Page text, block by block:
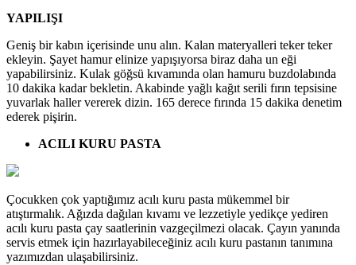
YAPILIŞI
Geniş bir kabın içerisinde unu alın. Kalan materyalleri teker teker
ekleyin. Şayet hamur elinize yapışıyorsa biraz daha un eği
yapabilirsiniz. Kulak göğsü kıvamında olan hamuru buzdolabında
10 dakika kadar bekletin. Akabinde yağlı kağıt serili fırın tepsisine
yuvarlak haller vererek dizin. 165 derece fırında 15 dakika denetim
ederek pişirin.
ACILI KURU PASTA
Çocukken çok yaptığımız acılı kuru pasta mükemmel bir
atıştırmalık. Ağızda dağılan kıvamı ve lezzetiyle yedikçe yediren
acılı kuru pasta çay saatlerinin vazgeçilmezi olacak. Çayın yanında
servis etmek için hazırlayabileceğiniz acılı kuru pastanın tanımına
yazımızdan ulaşabilirsiniz.